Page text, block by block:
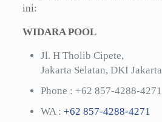
ini:
WIDARA POOL
Jl. H Tholib Cipete,
Jakarta Selatan, DKI Jakarta
Phone : +62 857-4288-4271
WA : +62 857-4288-4271